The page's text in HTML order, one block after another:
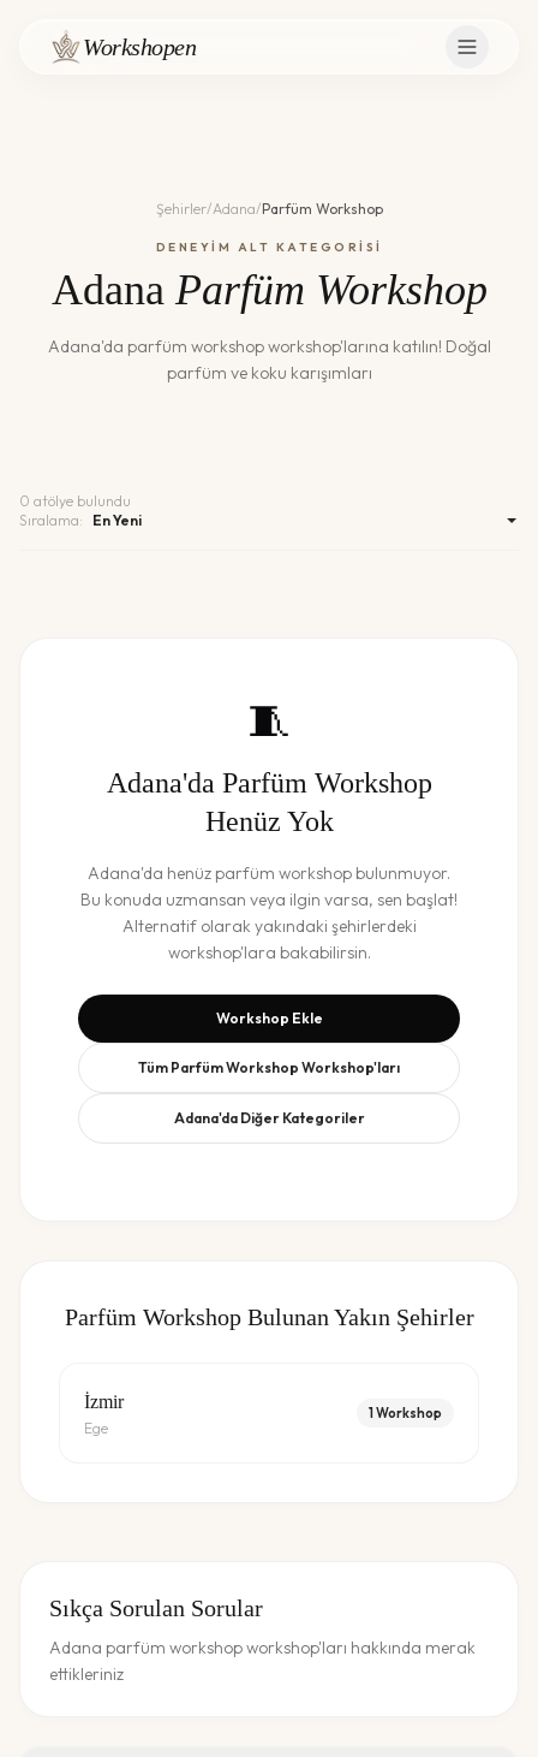
Workshopen
Şehirler/Adana/Parfüm Workshop
DENEYİM ALT KATEGORİSİ
Adana Parfüm Workshop
Adana'da parfüm workshopworkshop'larına katılın! Doğal
parfüm ve koku karışımları
0 atölye bulundu
Sıralama:
🧵
Adana'da Parfüm Workshop
Henüz Yok
Adana'da henüzparfüm workshopbulunmuyor.
Bu konuda uzmansan veya ilgin varsa, sen başlat!
Alternatif olarak yakındaki şehirlerdeki
workshop'lara bakabilirsin.
Workshop Ekle
Tüm Parfüm Workshop Workshop'ları
Adana'da Diğer Kategoriler
Parfüm WorkshopBulunan Yakın Şehirler
İzmir
Ege
1 Workshop
Sıkça Sorulan Sorular
Adana parfüm workshop workshop'ları hakkında merak
ettikleriniz